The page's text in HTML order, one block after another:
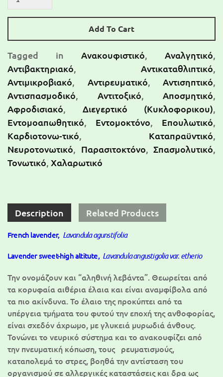
Add To Cart
Tagged in Ανακουφιστικό, Αναλγητικό,
Αντιβακτηριακό, Αντικαταθλιπτικό,
Αντιμικροβιακό, Αντιρευματικό, Αντισηπτικό,
Αντισπασμοδικό, Αντιτοξικό, Αποσμητικό,
Αφροδισιακό, Διεγερτικό (Κυκλοφορικου),
Εντομοαπωθητικό, Εντομοκτόνο, Επουλωτικό,
Καρδιοτονω-τικό, Καταπραϋντικό,
Νευροτονωτικό, Παρασιτοκτόνο, Σπασμολυτικό,
Τονωτικό, Χαλαρωτικό
Description Related Products
French lavender, Lavandula agunstifolia
Lavender sweet-high altitute, Lavandula angustigolia var. etherio
Την ονομάζουν και “αληθινή λεβάντα”. Θεωρείται από
τα κορυφαία αιθέρια έλαια και είναι αναμφίβολα από
τα πιο ακίνδυνα. Το έλαιο της προκύπτει από τα
υπέργεια τμήματα του φυτού την εποχή της ανθοφορίας,
είναι σχεδόν άχρωμο, με γλυκειά μυρωδιά άνθους.
Τονώνει το νευρικό σύστημα και το ανακουφίζει από
την πνευματική κόπωση, τους ρευματισμούς,
καταπολεμά το στρες, βοηθά την αντίσταση του
οργανισμού σε αλλεργικές καταστάσεις και δρα ως